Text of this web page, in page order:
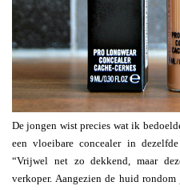
De jongen wist precies wat ik
een vloeibare concealer in
“Vrijwel net zo dekkend, maar
verkoper. Aangezien de huid